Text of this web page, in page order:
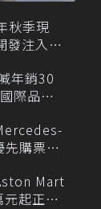
秋季現
發注入80
年銷30
際品牌
購票維
Mart
起正式